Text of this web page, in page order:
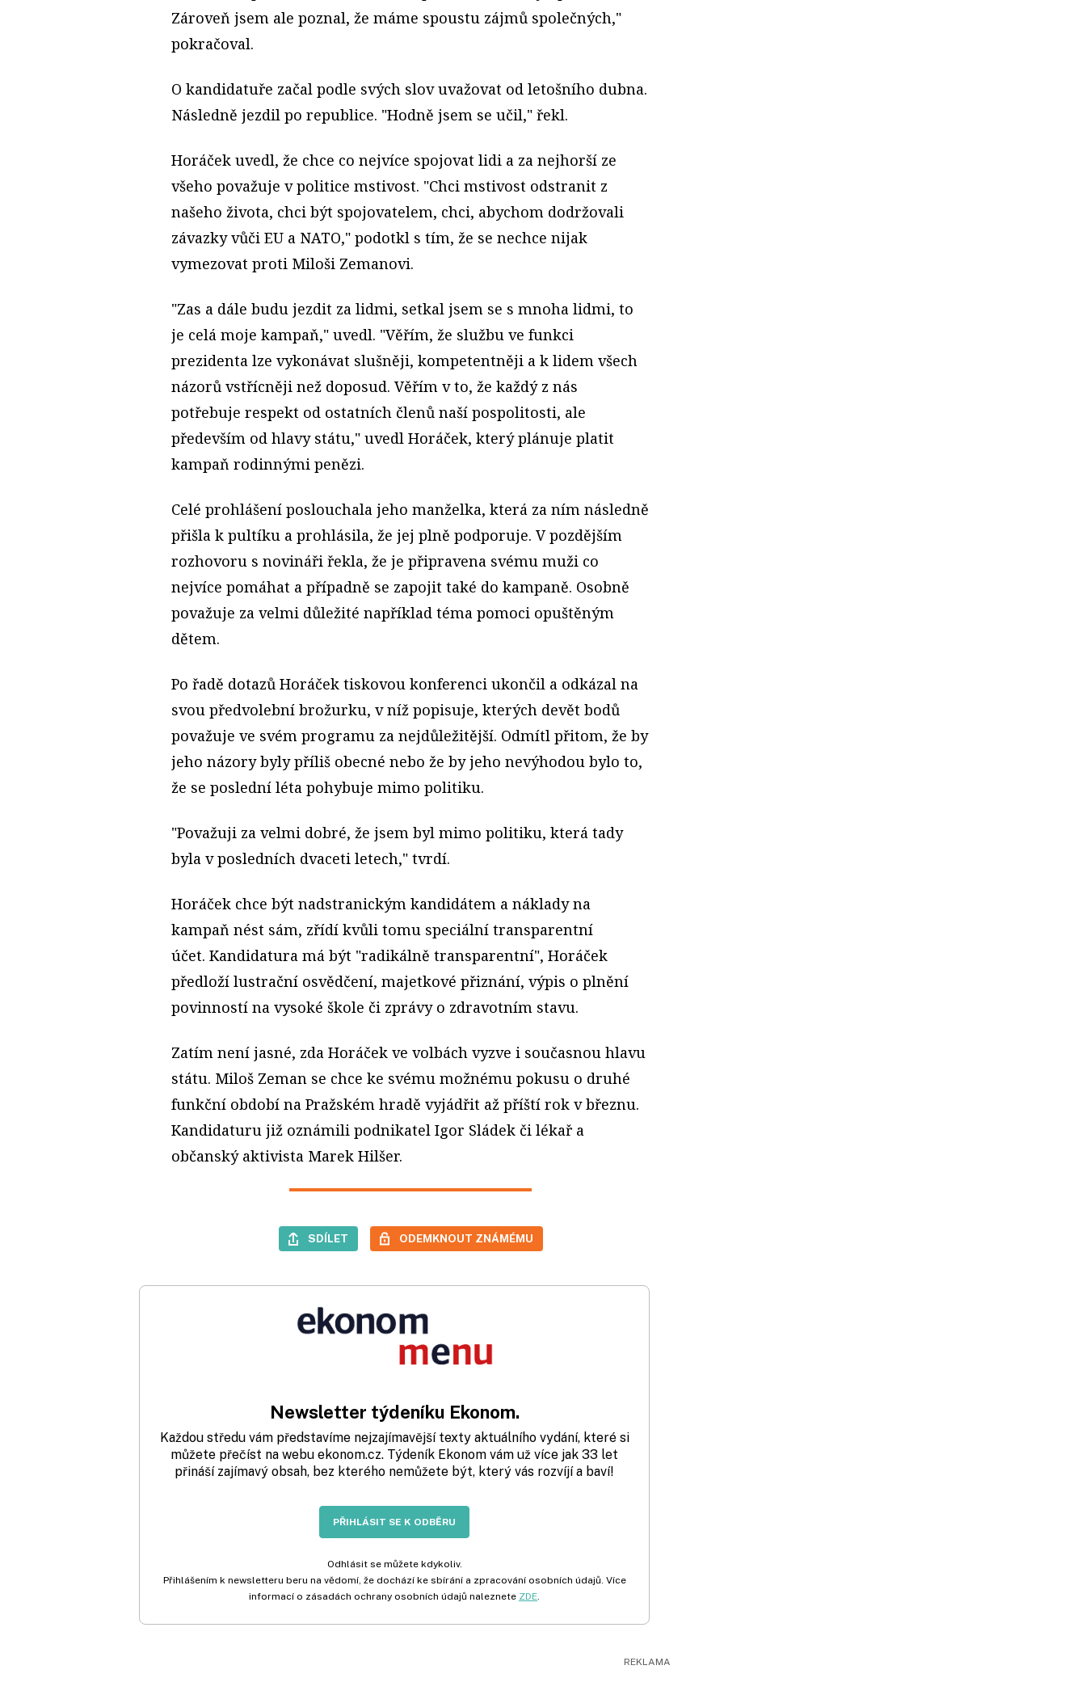
Zároveň jsem ale poznal, že máme spoustu zájmů společných,"
pokračoval.
O kandidatuře začal podle svých slov uvažovat od letošního dubna.
Následně jezdil po republice. "Hodně jsem se učil," řekl.
Horáček uvedl, že chce co nejvíce spojovat lidi a za nejhorší ze
všeho považuje v politice mstivost. "Chci mstivost odstranit z
našeho života, chci být spojovatelem, chci, abychom dodržovali
závazky vůči EU a NATO," podotkl s tím, že se nechce nijak
vymezovat proti Miloši Zemanovi.
"Zas a dále budu jezdit za lidmi, setkal jsem se s mnoha lidmi, to
je celá moje kampaň," uvedl. "Věřím, že službu ve funkci
prezidenta lze vykonávat slušněji, kompetentněji a k lidem všech
názorů vstřícněji než doposud. Věřím v to, že každý z nás
potřebuje respekt od ostatních členů naší pospolitosti, ale
především od hlavy státu," uvedl Horáček, který plánuje platit
kampaň rodinnými penězi.
Celé prohlášení poslouchala jeho manželka, která za ním následně
přišla k pultíku a prohlásila, že jej plně podporuje. V pozdějším
rozhovoru s novináři řekla, že je připravena svému muži co
nejvíce pomáhat a případně se zapojit také do kampaně. Osobně
považuje za velmi důležité například téma pomoci opuštěným
dětem.
Po řadě dotazů Horáček tiskovou konferenci ukončil a odkázal na
svou předvolební brožurku, v níž popisuje, kterých devět bodů
považuje ve svém programu za nejdůležitější. Odmítl přitom, že by
jeho názory byly příliš obecné nebo že by jeho nevýhodou bylo to,
že se poslední léta pohybuje mimo politiku.
"Považuji za velmi dobré, že jsem byl mimo politiku, která tady
byla v posledních dvaceti letech," tvrdí.
Horáček chce být nadstranickým kandidátem a náklady na
kampaň nést sám, zřídí kvůli tomu speciální transparentní
účet. Kandidatura má být "radikálně transparentní", Horáček
předloží lustrační osvědčení, majetkové přiznání, výpis o plnění
povinností na vysoké škole či zprávy o zdravotním stavu.
Zatím není jasné, zda Horáček ve volbách vyzve i současnou hlavu
státu. Miloš Zeman se chce ke svému možnému pokusu o druhé
funkční období na Pražském hradě vyjádřit až příští rok v březnu.
Kandidaturu již oznámili podnikatel Igor Sládek či lékař a
občanský aktivista Marek Hilšer.
SDÍLET ODEMKNOUT ZNÁMÉMU
Newsletter týdeníku Ekonom.
Každou středu vám představíme nejzajímavější texty aktuálního vydání, které si
můžete přečíst na webu ekonom.cz. Týdeník Ekonom vám už více jak 33 let
přináší zajímavý obsah, bez kterého nemůžete být, který vás rozvíjí a baví!
PŘIHLÁSIT SE K ODBĚRU
Odhlásit se můžete kdykoliv.
Přihlášením k newsletteru beru na vědomí, že dochází ke sbírání a zpracování osobních údajů. Více
informací o zásadách ochrany osobních údajů naleznete ZDE